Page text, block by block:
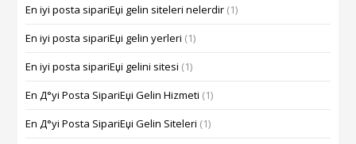
En iyi posta sipariЕџi gelin siteleri nelerdir (1)
En iyi posta sipariЕџi gelin yerleri (1)
En iyi posta sipariЕџi gelini sitesi (1)
En Д°yi Posta SipariЕџi Gelin Hizmeti (1)
En Д°yi Posta SipariЕџi Gelin Siteleri (1)